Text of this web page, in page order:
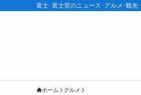
富士･富士宮のニュース･グルメ･観
ホーム グルメ